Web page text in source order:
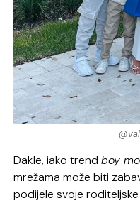
Dakle, iako trendboy
mrežama može biti
podijele svoje